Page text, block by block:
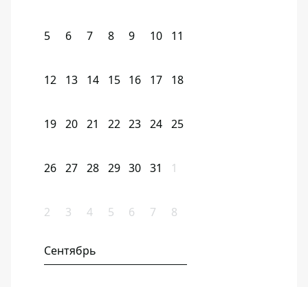
5 6 7 8 9 10 11
12 13 14 15 16 17 18
19 20 21 22 23 24 25
26 27 28 29 30 31 1
2 3 4 5 6 7 8
Сентябрь